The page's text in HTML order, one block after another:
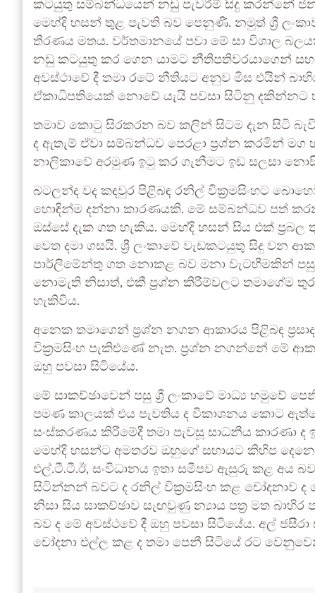
කටයුතු සම්බන්ධයෙන් නඩු පැවරීම් සිදු කරන්නේ
මෙහ්දි හසන් තුළ පැවති බව පෙනුණි. නමුත් ශ්‍රී
තීරණය මතය. වර්තමානයේ පවා මේ සා විශාල
නඩු කටයුතු කර ගෙන යාමට නීතිපතිවරයාගෙන්
අවස්ථාවේ දී තමා රටේ නීතියට අනුව මිස එයින්
ඒකාධිපතියෙක් නොවේ යැයි පවසා සිටිනු දකින්නට
තමාව කොටු සිරකරන බව කලින් සිටම දැන සිටි
ද ඇතැම් ඒවා සම්බන්ධව පෙරළා ප්‍රශ්න කරමින්
නාලිකාවේ අරමුණ ඉටු කර ගැනීමට ඉඩ සලසා
බටලන්ද වද කඳවුර පිළිබඳ රනිල් වික්‍රමසිංහට
හොඳින්ම දන්නා කාරණයකි. මේ සම්බන්ධව පත්
ඔස්සේ දැක ගත හැකිය. මෙහ්දි හසන් සිය එක්
වෙත දමා ගසයි. ශ්‍රී ලංකාවේ වැඩකටයුතු සිදු වන
පාර්ලිමේන්තු ගත නොකළ බව මනා වැටහීමකින්
නොමැති නිසාත්, එකී ප්‍රශ්න කිරීම්වලට තමාගේම
හැකිවිය.
අනෙක තමාගෙන් ප්‍රශ්න නගන ආකාරය පිළිබඳ
වික්‍රමසිංහ පැකිළුණේ නැත. ප්‍රශ්න නගන්නේ මේ
ඔහු පවසා සිටියේය.
මේ සාකච්ඡාවෙන් පසු ශ්‍රී ලංකාවේ මාධ්‍ය හමුවේ
පමණ කාලයක් එය පැවතිය ද විකාශනය කොට
සංස්කරණය කිරීමේදී තමා පැවසූ සාධනීය කාරණා
මෙහ්දි හසන්ට අමතරව ඔහුගේ සහායට කිහිප
එල්.ටී.ටී.ඊ, සංවිධානය ඉතා සමීපව ඇසුරු කළ අය
සිටින්නන් බවට ද රනිල් වික්‍රමසිංහ කළ චෝදනාව
නිසා සිය සාකච්ඡාව සැඟවුණු න්‍යාය පත්‍ර මත
බව ද මේ අවස්ථවේ දී ඔහු පවසා සිටියේය. අල්
චෝදනා එල්ල කළ ද තමා පෙනී සිටියේ රට